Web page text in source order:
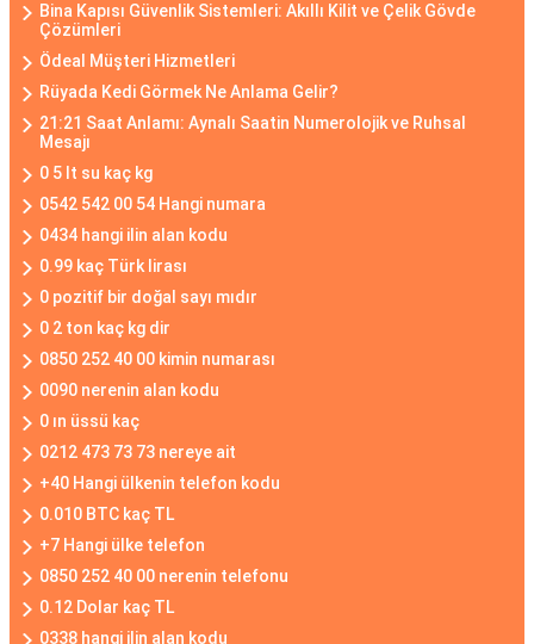
Bina Kapısı Güvenlik Sistemleri: Akıllı Kilit ve Çelik Gövde
Çözümleri
Ödeal Müşteri Hizmetleri
Rüyada Kedi Görmek Ne Anlama Gelir?
21:21 Saat Anlamı: Aynalı Saatin Numerolojik ve Ruhsal
Mesajı
0 5 lt su kaç kg
0542 542 00 54 Hangi numara
0434 hangi ilin alan kodu
0.99 kaç Türk lirası
0 pozitif bir doğal sayı mıdır
0 2 ton kaç kg dir
0850 252 40 00 kimin numarası
0090 nerenin alan kodu
0 ın üssü kaç
0212 473 73 73 nereye ait
+40 Hangi ülkenin telefon kodu
0.010 BTC kaç TL
+7 Hangi ülke telefon
0850 252 40 00 nerenin telefonu
0.12 Dolar kaç TL
0338 hangi ilin alan kodu